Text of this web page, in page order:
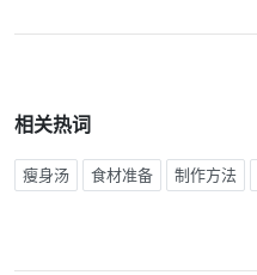
相关热词
瘦身汤 食材准备 制作方法